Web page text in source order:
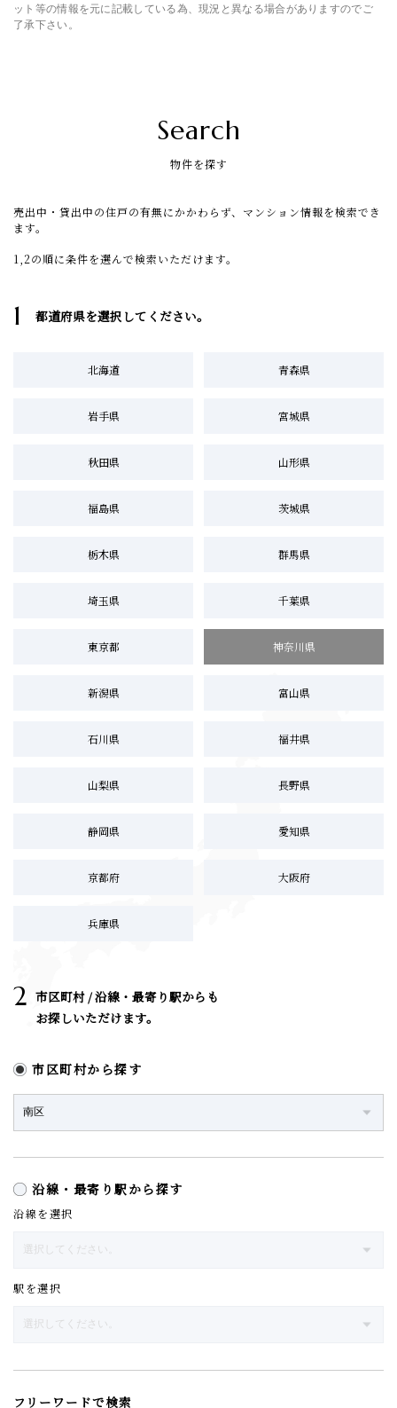
ット等の情報を元に記載している為、現況と異なる場合がありますのでご
了承下さい。
Search
物件を探す
売出中・貸出中の住戸の有無にかかわらず、マンション情報を検索でき
ます。
1,2の順に条件を選んで検索いただけます。
1 都道府県を選択してください。
北海道 青森県
岩手県 宮城県
秋田県 山形県
福島県 茨城県
栃木県 群馬県
埼玉県 千葉県
東京都 神奈川県
新潟県 富山県
石川県 福井県
山梨県 長野県
静岡県 愛知県
京都府 大阪府
兵庫県
2 市区町村 / 沿線・最寄り駅からも
お探しいただけます。
市区町村から探す
沿線・最寄り駅から探す
沿線を選択
駅を選択
フリーワードで検索